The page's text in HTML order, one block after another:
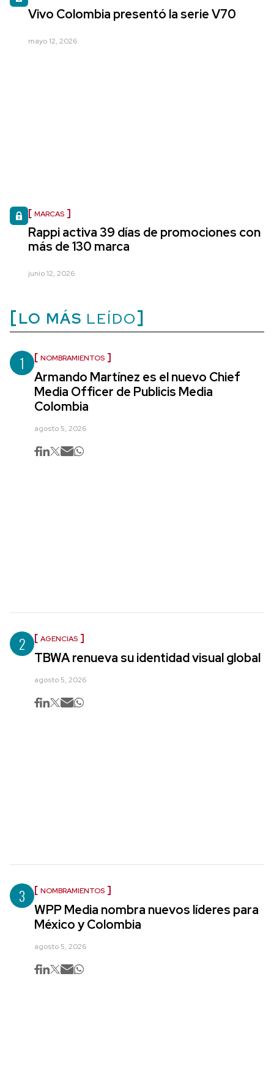
Vivo Colombia presentó la serie V70
mayo 12, 2026
MARCAS
Rappi activa 39 días de promociones con
más de 130 marca
junio 12, 2026
LO MÁS LEÍDO
1 NOMBRAMIENTOS
Armando Martínez es el nuevo Chief
Media Officer de Publicis Media
Colombia
agosto 5, 2026
2 AGENCIAS
TBWA renueva su identidad visual global
agosto 5, 2026
3 NOMBRAMIENTOS
WPP Media nombra nuevos líderes para
México y Colombia
agosto 5, 2026